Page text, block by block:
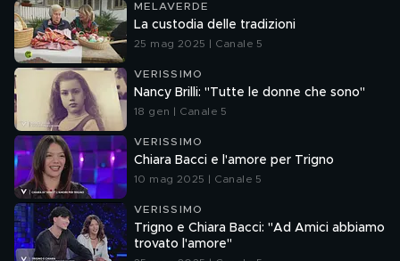
MELAVERDE
La custodia delle tradizioni
25 mag 2025 | Canale 5
VERISSIMO
Nancy Brilli: "Tutte le donne che sono"
18 gen | Canale 5
VERISSIMO
Chiara Bacci e l'amore per Trigno
10 mag 2025 | Canale 5
VERISSIMO
Trigno e Chiara Bacci: "Ad Amici abbiamo
trovato l'amore"